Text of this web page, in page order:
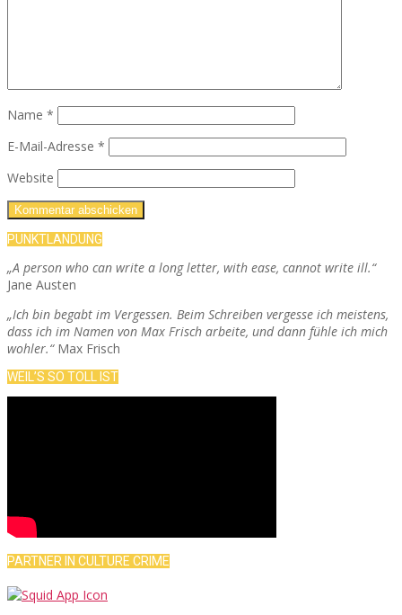
Name *
E-Mail-Adresse *
Website
PUNKTLANDUNG
„A person who can write a long letter, with ease, cannot write ill.“
Jane Austen
„Ich bin begabt im Vergessen. Beim Schreiben vergesse ich meistens,
dass ich im Namen von Max Frisch arbeite, und dann fühle ich mich
wohler.“Max Frisch
WEIL’S SO TOLL IST
PARTNER IN CULTURE CRIME